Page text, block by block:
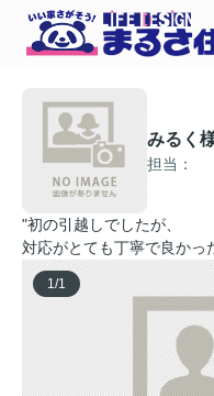
みるく
担当：
"初の引越しでしたが、
対応がとても丁寧で良かっ
1/1